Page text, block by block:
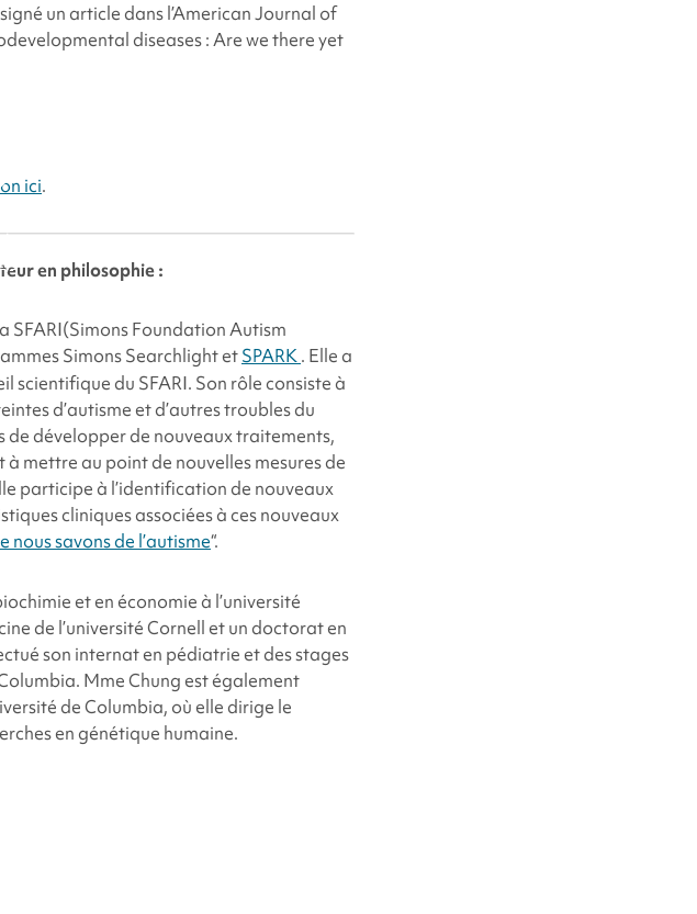
un article dans l’American Journal of
diseases : Are we there yet
to our
ici.
en philosophie :
SFARI(Simons FoundationAutism
Simons SearchlightetSPARK. Elle a
scientifique du SFARI. Son rôle consiste à
d’autisme et d’autres troubles du
développer de nouveaux traitements,
mettre au point de nouvelles mesures de
participe à l’identification de nouveaux
cliniques associées à ces nouveaux
nous savons de l’autisme“.
et en économie à l’université
de l’université Cornell et un doctorat en
son internat en pédiatrie et des stages
Mme Chung est également
de Columbia, où elle dirige le
en génétique humaine.